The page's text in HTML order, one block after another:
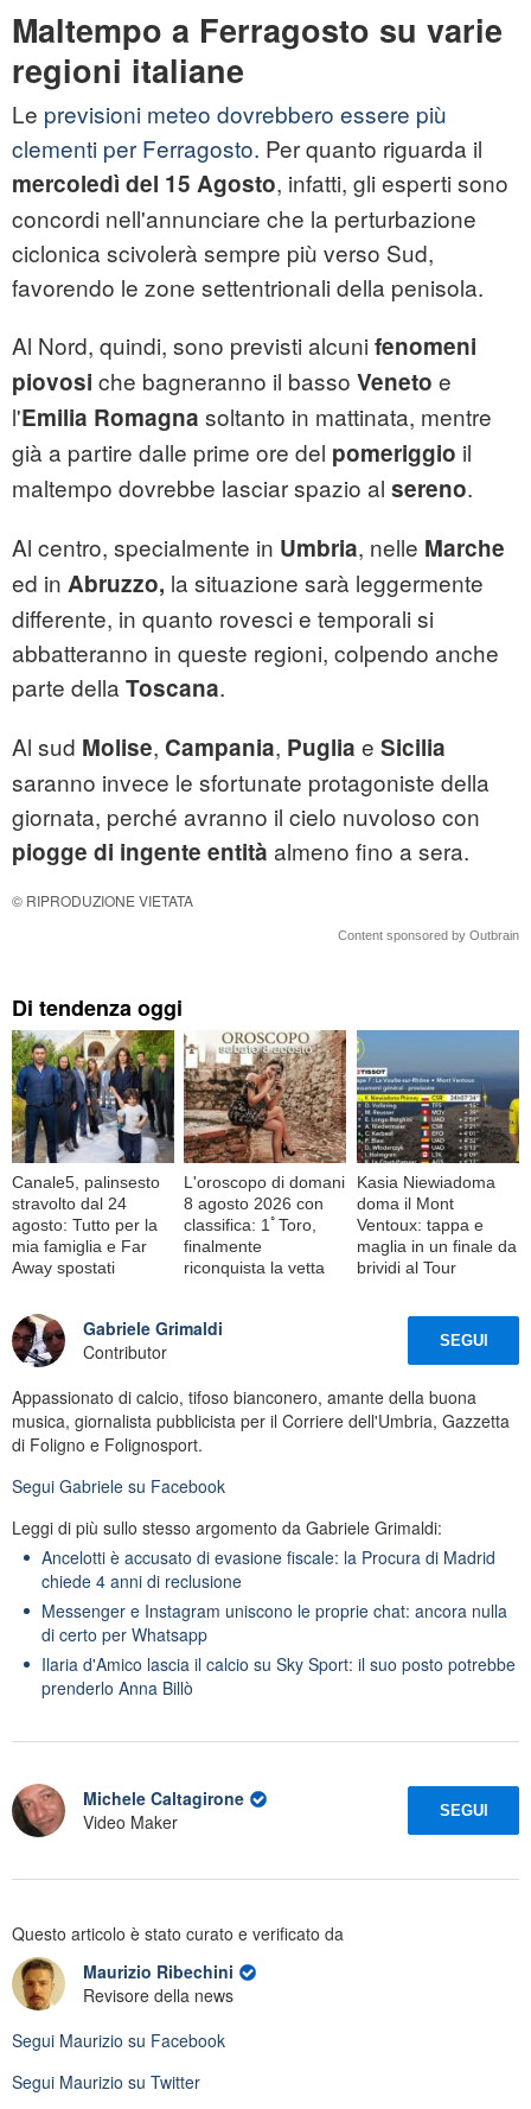
Maltempo a Ferragosto su varie
regioni italiane
Le previsioni meteo dovrebbero essere più
clementi per Ferragosto. Per quanto riguarda il
mercoledì del 15 Agosto, infatti, gli esperti sono
concordi nell'annunciare che la perturbazione
ciclonica scivolerà sempre più verso Sud,
favorendo le zone settentrionali della penisola.
Al Nord, quindi, sono previsti alcuni fenomeni
piovosi che bagneranno il basso Veneto e
l'Emilia Romagna soltanto in mattinata, mentre
già a partire dalle prime ore del pomeriggio il
maltempo dovrebbe lasciar spazio al sereno.
Al centro, specialmente in Umbria, nelle Marche
ed in Abruzzo, la situazione sarà leggermente
differente, in quanto rovesci e temporali si
abbatteranno in queste regioni, colpendo anche
parte della Toscana.
Al sud Molise, Campania, Puglia e Sicilia
saranno invece le sfortunate protagoniste della
giornata, perché avranno il cielo nuvoloso con
piogge di ingente entità almeno fino a sera.
© RIPRODUZIONE VIETATA
Content sponsored by Outbrain
Di tendenza oggi
Canale5, palinsesto
stravolto dal 24
agosto: Tutto per la
mia famiglia e Far
Away spostati
L'oroscopo di domani
8 agosto 2026 con
classifica: 1ﾟToro,
finalmente
riconquista la vetta
Kasia Niewiadoma
doma il Mont
Ventoux: tappa e
maglia in un finale da
brividi al Tour
Gabriele Grimaldi
Contributor
SEGUI
Appassionato di calcio, tifoso bianconero, amante della buona
musica, giornalista pubblicista per il Corriere dell'Umbria, Gazzetta
di Foligno e Folignosport.
Segui Gabriele su Facebook
Leggi di più sullo stesso argomento da Gabriele Grimaldi:
Ancelotti è accusato di evasione fiscale: la Procura di Madrid
chiede 4 anni di reclusione
Messenger e Instagram uniscono le proprie chat: ancora nulla
di certo per Whatsapp
Ilaria d'Amico lascia il calcio su Sky Sport: il suo posto potrebbe
prenderlo Anna Billò
Michele Caltagirone
Video Maker
SEGUI
Questo articolo è stato curato e verificato da
Maurizio Ribechini
Revisore della news
Segui Maurizio su Facebook
Segui Maurizio su Twitter